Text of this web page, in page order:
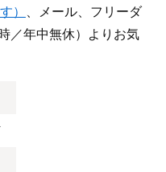
）
、メール、フリーダ
／年中無休）よりお気